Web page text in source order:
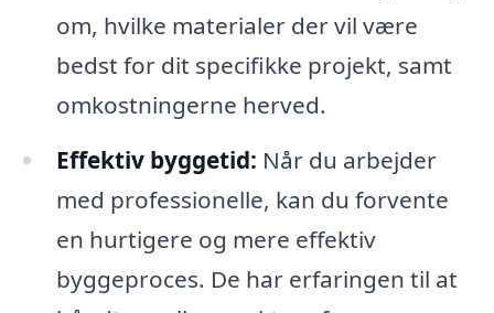
om, hvilke materialer der vil være
bedst for dit specifikke projekt, samt
omkostningerne herved.
Effektiv byggetid: Når du arbejder
med professionelle, kan du forvente
en hurtigere og mere effektiv
byggeproces. De har erfaringen til at